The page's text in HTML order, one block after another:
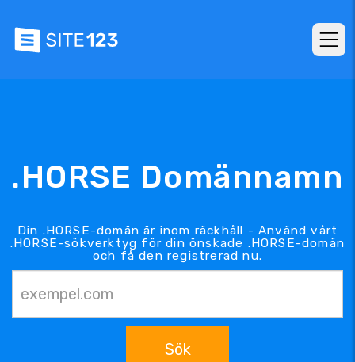
.HORSE Domännamn
Din .HORSE-domän är inom räckhåll - Använd vårt
.HORSE-sökverktyg för din önskade .HORSE-domän
och få den registrerad nu.
Sök